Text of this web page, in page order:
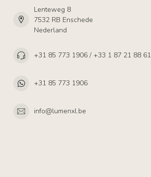
Lenteweg 8
7532 RB Enschede
Nederland
+31 85 773 1906 / +33 1 87 21 88 61
+31 85 773 1906
info@lumenxl.be